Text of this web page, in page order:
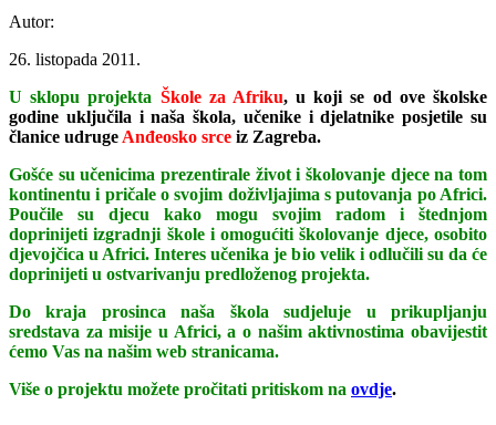
Autor:
26. listopada 2011.
U sklopu projekta Škole za Afriku, u koji se od ove školske
godine uključila i naša škola, učenike i djelatnike posjetile su
članice udruge Anđeosko srce iz Zagreba.
Gošće su učenicima prezentirale život i školovanje djece na tom
kontinentu i pričale o svojim doživljajima s putovanja po Africi.
Poučile su djecu kako mogu svojim radom i štednjom
doprinijeti izgradnji škole i omogućiti školovanje djece, osobito
djevojčica u Africi. Interes učenika je bio velik i odlučili su da će
doprinijeti u ostvarivanju predloženog projekta.
Do kraja prosinca naša škola sudjeluje u prikupljanju
sredstava za misije u Africi, a o našim aktivnostima obavijestit
ćemo Vas na našim web stranicama.
Više o projektu možete pročitati pritiskom na ovdje.